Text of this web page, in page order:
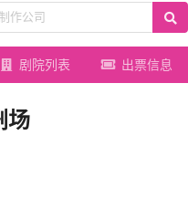
剧院列表 出票信息
场